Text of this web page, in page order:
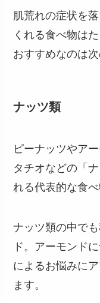
肌荒れの症状を
くれる食べ物は
おすすめなのは次
ナッツ類
ピーナッツやア
タチオなどの「
れる代表的な食べ
ナッツ類の中で
ド。アーモンド
によるお悩みに
ます。